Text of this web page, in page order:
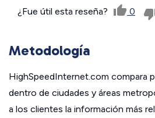
¿Fue útil esta reseña? 0
Metodología
HighSpeedInternet.com compara
dentro de ciudades y áreas
a los clientes la información más